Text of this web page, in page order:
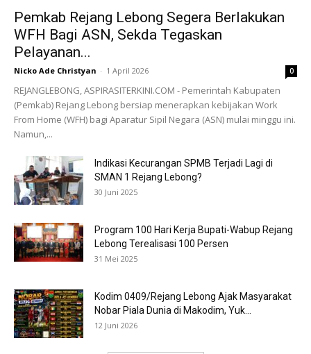
Pemkab Rejang Lebong Segera Berlakukan
WFH Bagi ASN, Sekda Tegaskan
Pelayanan...
Nicko Ade Christyan - 1 April 2026 0
REJANGLEBONG, ASPIRASITERKINI.COM - Pemerintah Kabupaten
(Pemkab) Rejang Lebong bersiap menerapkan kebijakan Work
From Home (WFH) bagi Aparatur Sipil Negara (ASN) mulai minggu ini.
Namun,...
Indikasi Kecurangan SPMB Terjadi Lagi di
SMAN 1 Rejang Lebong?
30 Juni 2025
Program 100 Hari Kerja Bupati-Wabup Rejang
Lebong Terealisasi 100 Persen
31 Mei 2025
Kodim 0409/Rejang Lebong Ajak Masyarakat
Nobar Piala Dunia di Makodim, Yuk...
12 Juni 2026